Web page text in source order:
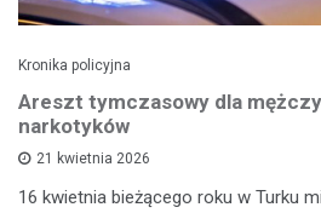
Kronika policyjna
Areszt tymczasowy dla
narkotyków
21 kwietnia 2026
16 kwietnia bieżącego roku w Turku